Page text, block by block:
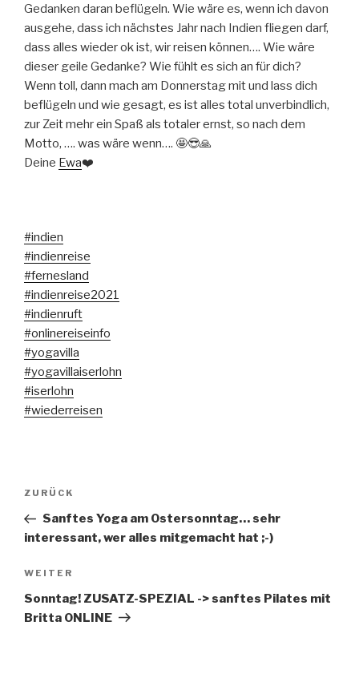
Gedanken daran beflügeln. Wie wäre es, wenn ich davon
ausgehe, dass ich nächstes Jahr nach Indien fliegen darf,
dass alles wieder ok ist, wir reisen können…. Wie wäre
dieser geile Gedanke? Wie fühlt es sich an für dich?
Wenn toll, dann mach am Donnerstag mit und lass dich
beflügeln und wie gesagt, es ist alles total unverbindlich,
zur Zeit mehr ein Spaß als totaler ernst, so nach dem
Motto, …. was wäre wenn…. 🤩😎🙏
Deine Ewa❤️
#indien
#indienreise
#fernesland
#indienreise2021
#indienruft
#onlinereiseinfo
#yogavilla
#yogavillaiserlohn
#iserlohn
#wiederreisen
Beitragsnavigation
Vorheriger
Beitrag
ZURÜCK
Sanftes Yoga am Ostersonntag… sehr
interessant, wer alles mitgemacht hat ;-)
Nächster
Beitrag
WEITER
Sonntag! ZUSATZ-SPEZIAL -> sanftes Pilates mit
Britta ONLINE